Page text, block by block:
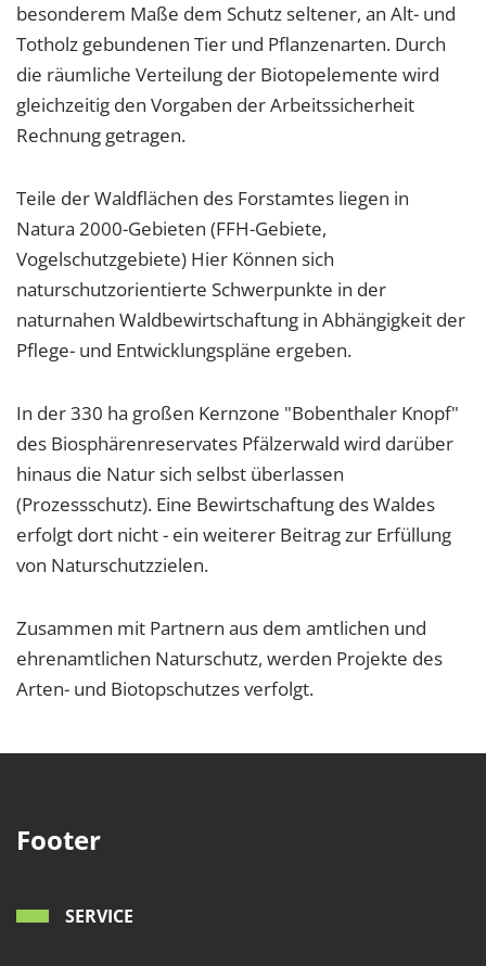
besonderem Maße dem Schutz seltener, an Alt- und
Totholz gebundenen Tier und Pflanzenarten. Durch
die räumliche Verteilung der Biotopelemente wird
gleichzeitig den Vorgaben der Arbeitssicherheit
Rechnung getragen.
Teile der Waldflächen des Forstamtes liegen in
Natura 2000-Gebieten (FFH-Gebiete,
Vogelschutzgebiete) Hier Können sich
naturschutzorientierte Schwerpunkte in der
naturnahen Waldbewirtschaftung in Abhängigkeit der
Pflege- und Entwicklungspläne ergeben.
In der 330 ha großen Kernzone "Bobenthaler Knopf"
des Biosphärenreservates Pfälzerwald wird darüber
hinaus die Natur sich selbst überlassen
(Prozessschutz). Eine Bewirtschaftung des Waldes
erfolgt dort nicht - ein weiterer Beitrag zur Erfüllung
von Naturschutzzielen.
Zusammen mit Partnern aus dem amtlichen und
ehrenamtlichen Naturschutz, werden Projekte des
Arten- und Biotopschutzes verfolgt.
Footer
SERVICE